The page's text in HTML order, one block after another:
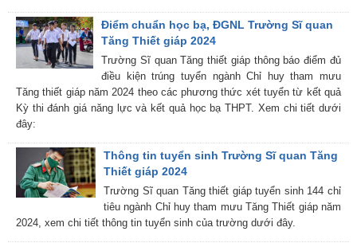
Điểm chuẩn học bạ, ĐGNL Trường Sĩ quan
Tăng Thiết giáp 2024
Trường Sĩ quan Tăng thiết giáp thông báo điểm đủ
điều kiện trúng tuyển ngành Chỉ huy tham mưu
Tăng thiết giáp năm 2024 theo các phương thức xét tuyển từ kết quả
Kỳ thi đánh giá năng lực và kết quả học bạ THPT. Xem chi tiết dưới
đây:
Thông tin tuyển sinh Trường Sĩ quan Tăng
Thiết giáp 2024
Trường Sĩ quan Tăng thiết giáp tuyển sinh 144 chỉ
tiêu ngành Chỉ huy tham mưu Tăng Thiết giáp năm
2024, xem chi tiết thông tin tuyển sinh của trường dưới đây.